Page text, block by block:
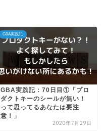
GBA実践記
GBA実践記：70日目①「プロ
ダクトキーのシールが無い！
って思ってるあなたは要注
意！」
2020年7月29日